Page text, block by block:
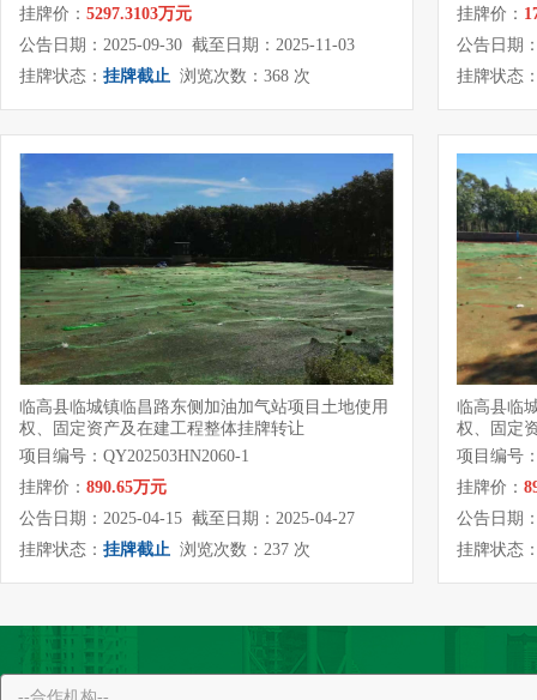
挂牌价： 5297.3103万元
公告日期：2025-09-30 截至日期：2025-11-03
挂牌状态： 挂牌截止 浏览次数：368 次
挂牌价：
公告日期
挂牌状态
临高县临城镇临昌路东侧加油加气站项目土地使用
权、固定资产及在建工程整体挂牌转让
项目编号：QY202503HN2060-1
挂牌价： 890.65万元
公告日期：2025-04-15 截至日期：2025-04-27
挂牌状态： 挂牌截止 浏览次数：237 次
临高县临
权、固定
项目编号
挂牌价：
公告日期
挂牌状态